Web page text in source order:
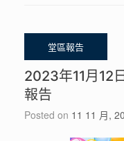
2023年11月12
報告
Posted on 11 11 月,